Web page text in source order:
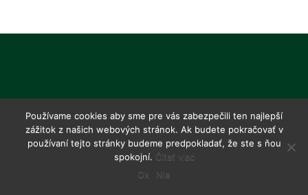
Používame cookies aby sme pre vás zabezpečili ten najlepší
zážitok z našich webových stránok. Ak budete pokračovať v
používaní tejto stránky budeme predpokladať, že ste s ňou
spokojní. Čítať viac
Ok
Nie